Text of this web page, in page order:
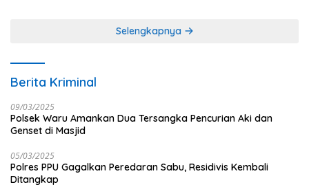
Selengkapnya
Berita Kriminal
09/03/2025
Polsek Waru Amankan Dua Tersangka Pencurian Aki dan
Genset di Masjid
05/03/2025
Polres PPU Gagalkan Peredaran Sabu, Residivis Kembali
Ditangkap